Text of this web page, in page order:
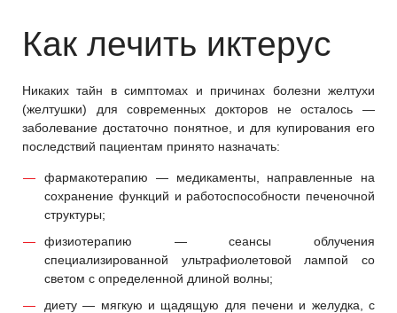
Как лечить иктерус
Никаких тайн в симптомах и причинах болезни желтухи
(желтушки) для современных докторов не осталось —
заболевание достаточно понятное, и для купирования его
последствий пациентам принято назначать:
фармакотерапию — медикаменты, направленные на
сохранение функций и работоспособности печеночной
структуры;
физиотерапию — сеансы облучения
специализированной ультрафиолетовой лампой со
светом с определенной длиной волны;
диету — мягкую и щадящую для печени и желудка, с